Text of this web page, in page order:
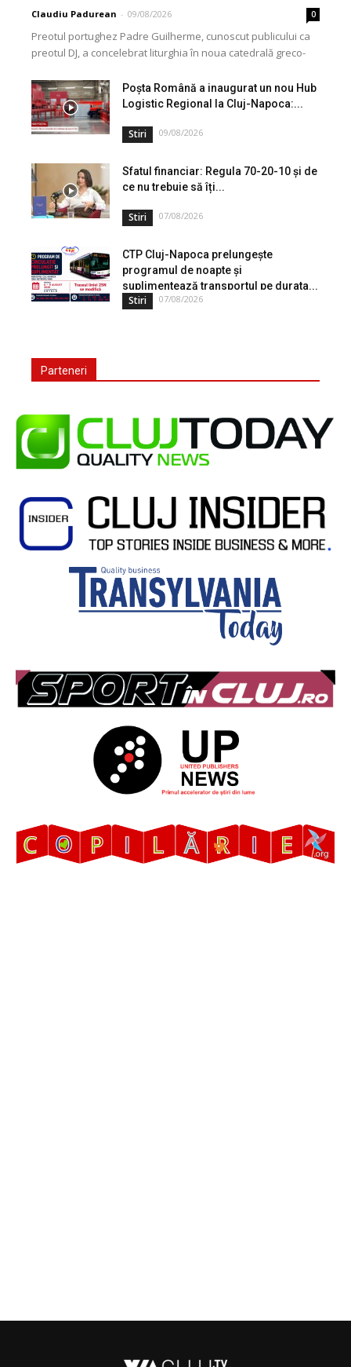
Claudiu Padurean - 09/08/2026 0
Preotul portughez Padre Guilherme, cunoscut publicului ca
preotul DJ, a concelebrat liturghia în noua catedrală greco-
Credinței din...
Poșta Română a inaugurat un nou Hub
Logistic Regional la Cluj-Napoca:...
Stiri 09/08/2026
Sfatul financiar: Regula 70-20-10 și de
ce nu trebuie să îți...
Stiri 07/08/2026
CTP Cluj-Napoca prelungește
programul de noapte și
suplimentează transportul pe durata...
Stiri 07/08/2026
Parteneri